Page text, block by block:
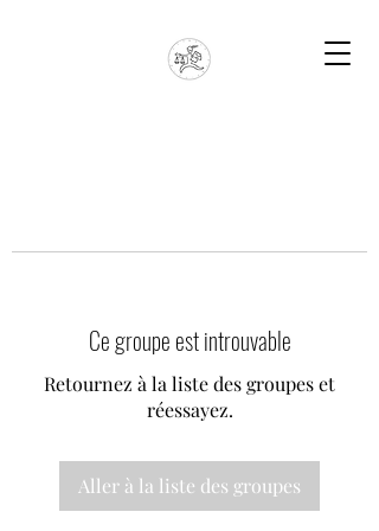
Ce groupe est introuvable
Retournez à la liste des groupes et
réessayez.
Aller à la liste des groupes